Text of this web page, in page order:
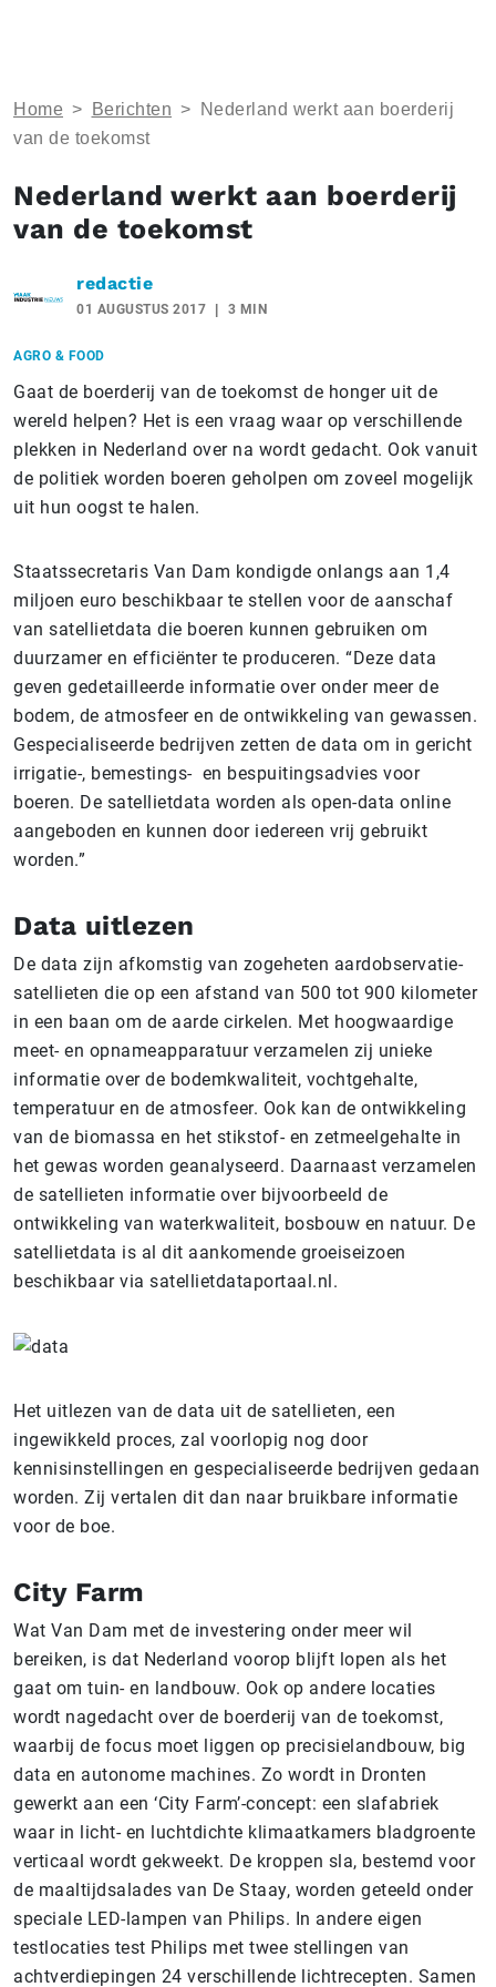
Home > Berichten >
Nederland werkt aan boerderij
van de toekomst
Nederland werkt aan boerderij
van de toekomst
redactie
01 AUGUSTUS 2017 3 MIN
AGRO & FOOD
Gaat de boerderij van de toekomst de honger uit de
wereld helpen? Het is een vraag waar op verschillende
plekken in Nederland over na wordt gedacht. Ook vanuit
de politiek worden boeren geholpen om zoveel mogelijk
uit hun oogst te halen.
Staatssecretaris Van Dam kondigde onlangs aan 1,4
miljoen euro beschikbaar te stellen voor de aanschaf
van satellietdata die boeren kunnen gebruiken om
duurzamer en efficiënter te produceren. “Deze data
geven gedetailleerde informatie over onder meer de
bodem, de atmosfeer en de ontwikkeling van gewassen.
Gespecialiseerde bedrijven zetten de data om in gericht
irrigatie-, bemestings- en bespuitingsadvies voor
boeren. De satellietdata worden als open-data online
aangeboden en kunnen door iedereen vrij gebruikt
worden.”
Data uitlezen
De data zijn afkomstig van zogeheten aardobservatie-
satellieten die op een afstand van 500 tot 900 kilometer
in een baan om de aarde cirkelen. Met hoogwaardige
meet- en opnameapparatuur verzamelen zij unieke
informatie over de bodemkwaliteit, vochtgehalte,
temperatuur en de atmosfeer. Ook kan de ontwikkeling
van de biomassa en het stikstof- en zetmeelgehalte in
het gewas worden geanalyseerd. Daarnaast verzamelen
de satellieten informatie over bijvoorbeeld de
ontwikkeling van waterkwaliteit, bosbouw en natuur. De
satellietdata is al dit aankomende groeiseizoen
beschikbaar via satellietdataportaal.nl.
Het uitlezen van de data uit de satellieten, een
ingewikkeld proces, zal voorlopig nog door
kennisinstellingen en gespecialiseerde bedrijven gedaan
worden. Zij vertalen dit dan naar bruikbare informatie
voor de boe.
City Farm
Wat Van Dam met de investering onder meer wil
bereiken, is dat Nederland voorop blijft lopen als het
gaat om tuin- en landbouw. Ook op andere locaties
wordt nagedacht over de boerderij van de toekomst,
waarbij de focus moet liggen op precisielandbouw, big
data en autonome machines. Zo wordt in Dronten
gewerkt aan een ‘City Farm’-concept: een slafabriek
waar in licht- en luchtdichte klimaatkamers bladgroente
verticaal wordt gekweekt. De kroppen sla, bestemd voor
de maaltijdsalades van De Staay, worden geteeld onder
speciale LED-lampen van Philips. In andere eigen
testlocaties test Philips met twee stellingen van
achtverdiepingen 24 verschillende lichtrecepten. Samen